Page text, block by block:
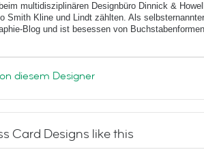
multidisziplinären Designbüro Dinnick &
Smith Kline und Lindt zählten. Als
Blog und ist besessen von
diesem Designer
Card Designs like this